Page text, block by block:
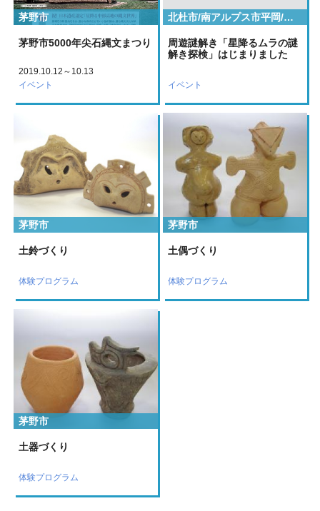
茅野市
茅野市5000年尖石縄文まつり
2019.10.12～10.13
イベント
北杜市/南アルプス市平岡/小県郡長和町/小県郡長和町大門鷹山/岡谷市/甲府市/甲府市下曽根町/立科町芦田八ケ野/茅野市/諏訪市湖岸通り２丁目/諏訪市湖岸通り４丁目/諏訪郡下諏訪町立町/諏訪郡原村原山/諏訪郡富士見町/諏訪郡諏訪郡原村上里
周遊謎解き「星降るムラの謎
解き探検」はじまりました
イベント
茅野市
土鈴づくり
体験プログラム
茅野市
土偶づくり
体験プログラム
茅野市
土器づくり
体験プログラム